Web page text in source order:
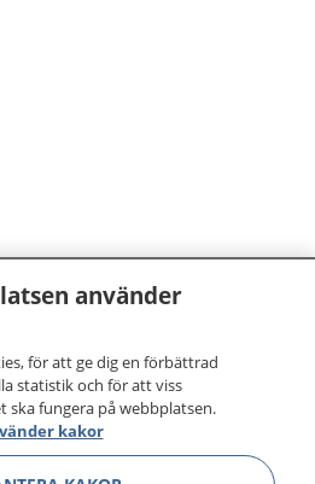
din hälsa och vård
hälsa och information om
du kan kontakta.
journal och göra dina
1177 för
använder
för att ge dig en förbättrad
statistik och för att viss
fungera på webbplatsen.
kakor